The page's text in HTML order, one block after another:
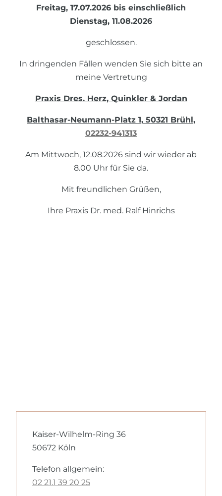
Freitag, 17.07.2026 bis einschließlich
Dienstag, 11.08.2026
geschlossen.
In dringenden Fällen wenden Sie sich bitte an
meine Vertretung
Praxis Dres. Herz, Quinkler & Jordan
Balthasar-Neumann-Platz 1, 50321 Brühl,
02232-941313
Am Mittwoch, 12.08.2026 sind wir wieder ab
8.00 Uhr für Sie da.
Mit freundlichen Grüßen,
Ihre Praxis Dr. med. Ralf Hinrichs
Kaiser-Wilhelm-Ring 36
50672 Köln
Telefon allgemein:
02 21.1 39 20 25